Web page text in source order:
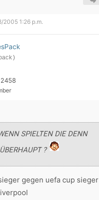
2005 1:26 p.m.
SPIELTEN DIE DENN
ÜBERHAUPT ?
gegen uefa cup sieger